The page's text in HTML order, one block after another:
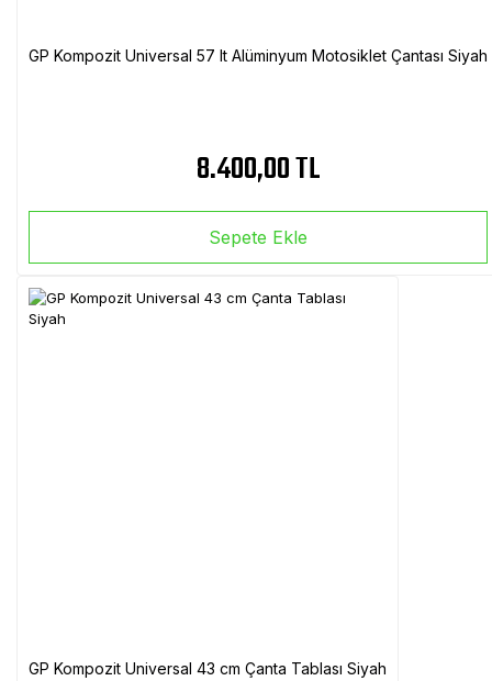
GP Kompozit Universal 57 lt Alüminyum Motosiklet Çantası Siyah
8.400,00 TL
Sepete Ekle
GP Kompozit Universal 43 cm Çanta Tablası Siyah